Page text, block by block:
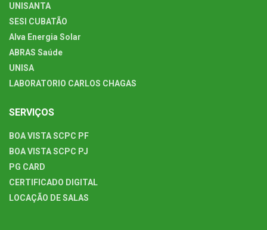
UNISANTA
SESI CUBATÃO
Alva Energia Solar
ABRAS Saúde
UNISA
LABORATORIO CARLOS CHAGAS
SERVIÇOS
BOA VISTA SCPC PF
BOA VISTA SCPC PJ
PG CARD
CERTIFICADO DIGITAL
LOCAÇÃO DE SALAS